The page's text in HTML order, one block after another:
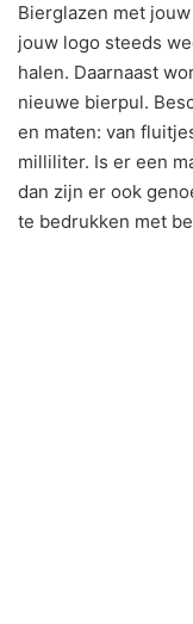
Bierglazen met
jouw logo steeds
halen. Daarnaast
nieuwe bierpul.
en maten: van
milliliter. Is er een
dan zijn er ook
te bedrukken met